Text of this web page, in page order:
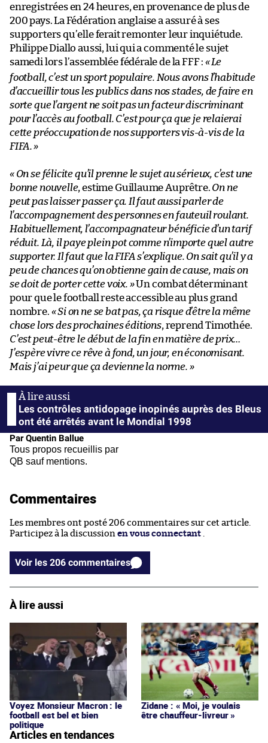
enregistrées en 24 heures, en provenance de plus de
200 pays. La Fédération anglaise a assuré à ses
supporters qu’elle ferait remonter leur inquiétude.
Philippe Diallo aussi, lui qui a commenté le sujet
samedi lors l’assemblée fédérale de la FFF : «Le
football, c’est un sport populaire. Nous avons l’habitude
d’accueillir tous les publics dans nos stades, de faire en
sorte que l’argent ne soit pas un facteur discriminant
pour l’accès au football. C’est pour ça que je relaierai
cette préoccupation de nos supporters vis-à-vis de la
FIFA.»
« On se félicite qu’il prenne le sujet au sérieux, c’est une
bonne nouvelle, estime Guillaume Auprêtre. On ne
peut pas laisser passer ça. Il faut aussi parler de
l’accompagnement des personnes en fauteuil roulant.
Habituellement, l’accompagnateur bénéficie d’un tarif
réduit. Là, il paye plein pot comme n’importe quel autre
supporter. Il faut que la FIFA s’explique. On sait qu’il y a
peu de chances qu’on obtienne gain de cause, mais on
se doit de porter cette voix. »Un combat déterminant
pour que le football reste accessible au plus grand
nombre. « Si on ne se bat pas, ça risque d’être la même
chose lors des prochaines éditions, reprend Timothée.
C’est peut-être le début de la fin en matière de prix…
J’espère vivre ce rêve à fond, un jour, en économisant.
Mais j’ai peur que ça devienne la norme. »
Les contrôles antidopage inopinés auprès des Bleus
ont été arrêtés avant le Mondial 1998
Par Quentin Ballue
Tous propos recueillis par
QB sauf mentions.
Commentaires
Les membres ont posté 206 commentaires sur cet article.
Participez à la discussion en vous connectant .
Voir les 206 commentaires
À lire aussi
Voyez Monsieur Macron : le
football est bel et bien
politique
Zidane : « Moi, je voulais
être chauffeur-livreur »
Articles en tendances